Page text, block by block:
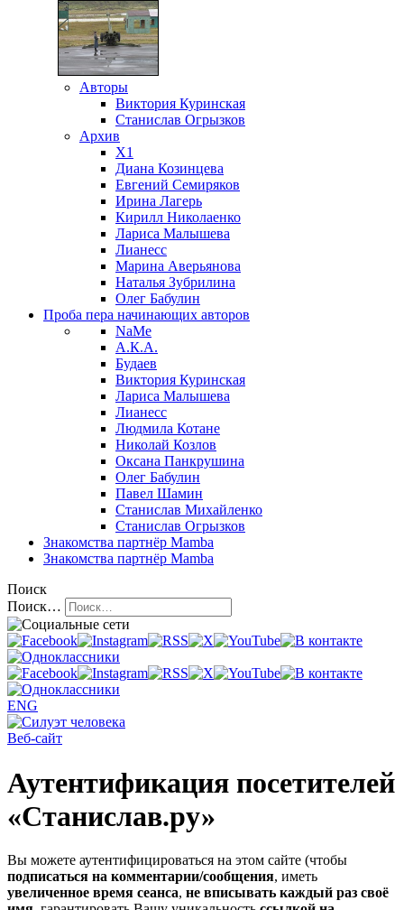
Авторы
Виктория Куринская
Станислав Огрызков
Архив
X1
Диана Козинцева
Евгений Семиряков
Ирина Лагерь
Кирилл Николаенко
Лариса Малышева
Лианесс
Марина Аверьянова
Наталья Зубрилина
Олег Бабулин
Проба пера начинающих авторов
NaMe
А.К.А.
Будаев
Виктория Куринская
Лариса Малышева
Лианесс
Людмила Котане
Николай Козлов
Оксана Панкрушина
Олег Бабулин
Павел Шамин
Станислав Михайленко
Станислав Огрызков
Знакомства партнёр Mamba
Знакомства партнёр Mamba
Поиск
Поиск…
ENG
Веб-сайт
Аутентификация посетителей
«Станислав.ру»
Вы можете аутентифицироваться на этом сайте (чтобы
подписаться на комментарии/сообщения, иметь
увеличенное время сеанса, не вписывать каждый раз своё